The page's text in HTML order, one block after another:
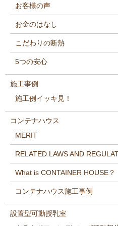
お客様の声
お金のはなし
こだわりの断熱
5つの安心
施工事例
施工例イッキ見！
コンテナハウス
MERIT
RELATED LAWS AND
What is CONTAINER HOUSE？
コンテナハウス施工事例
設置型可動授乳室